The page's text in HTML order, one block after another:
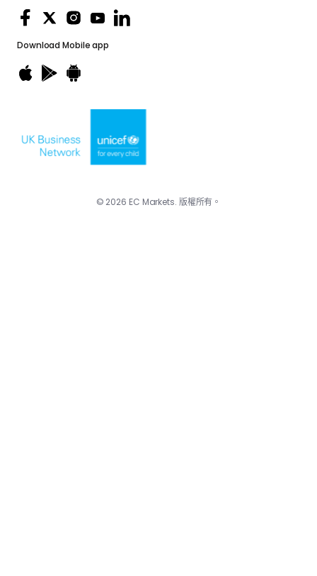
Download Mobile app
© 2026 EC Markets. 版權所有。